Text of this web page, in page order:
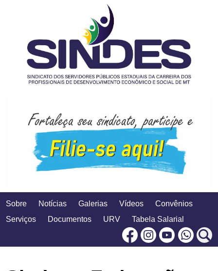
Sobre Notícias Galerias Vídeos
Convênios
Serviços
Documentos URV
Tabela Salarial
FacebookInstagram